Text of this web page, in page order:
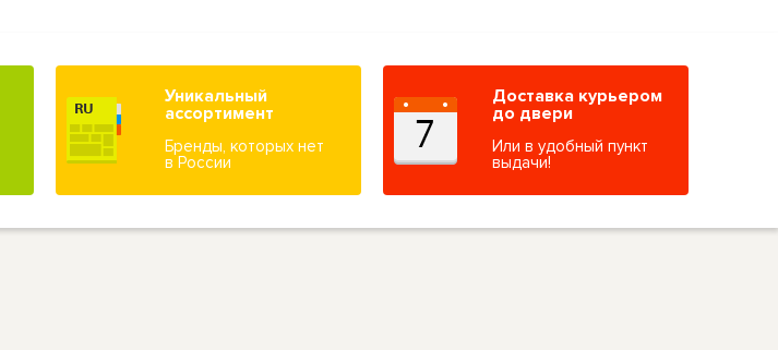
Уникальный
ассортимент
Бренды, которых нет
в России
Доставка курьером
до двери
Или в удобный пункт
выдачи!